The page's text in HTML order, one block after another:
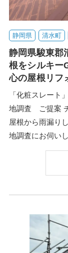
静岡県 清水町
静岡県駿東郡
根をシルキー
心の屋根リフ
「化粧スレート」
地調査 ご提案 チラシをご覧になったお客様より、「2階の
屋根から雨漏り
地調査にお伺いしました。 まずは室内
ろ、天井付近に